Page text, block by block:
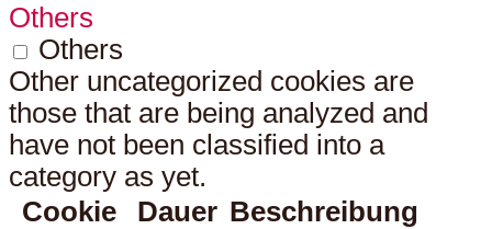
Others
Others
Other uncategorized cookies are
those that are being analyzed and
have not been classified into a
category as yet.
Cookie
Dauer Beschreibung